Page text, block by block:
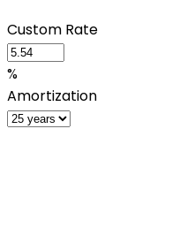
Custom Rate
%
Amortization